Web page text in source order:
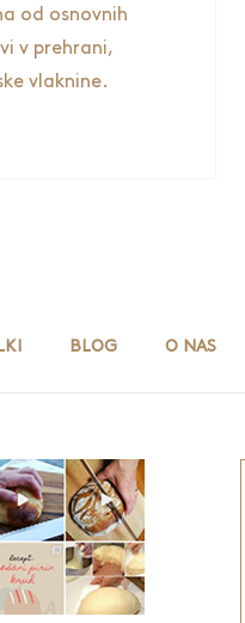
od osnovnih
v prehrani,
vlaknine.
BLOG O NAS